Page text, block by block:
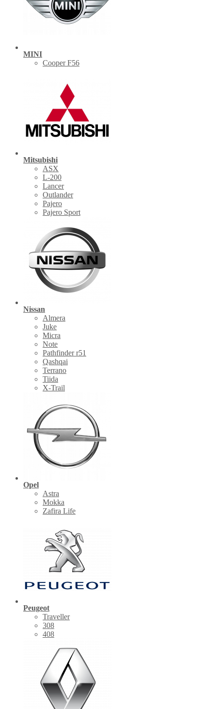
MINI
Cooper F56
Mitsubishi
ASX
L-200
Lancer
Outlander
Pajero
Pajero Sport
Nissan
Almera
Juke
Micra
Note
Pathfinder r51
Qashqai
Terrano
Tiida
X-Trail
Opel
Astra
Mokka
Zafira Life
Peugeot
Traveller
308
408